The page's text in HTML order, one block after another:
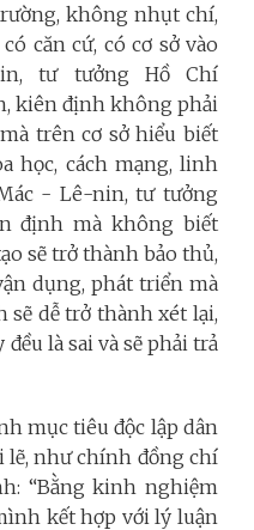
không nhụt chí,
căn cứ, có cơ sở vào
tư tưởng Hồ Chí
kiên định không phải
trên cơ sở hiểu biết
học, cách mạng, linh
- Lê-nin, tư tưởng
định mà không biết
sẽ trở thành bảo thủ,
dụng, phát triển mà
dễ trở thành xét lại,
là sai và sẽ phải trả
mục tiêu độc lập dân
lẽ, như chính đồng chí
“Bằng kinh nghiệm
kết hợp với lý luận